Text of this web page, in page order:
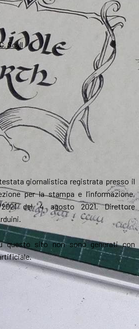
Scull
giornalistica registrata presso il
per la stampa e l’informazione,
del 4 agosto 2021. Direttore
questo sito non sono generati con